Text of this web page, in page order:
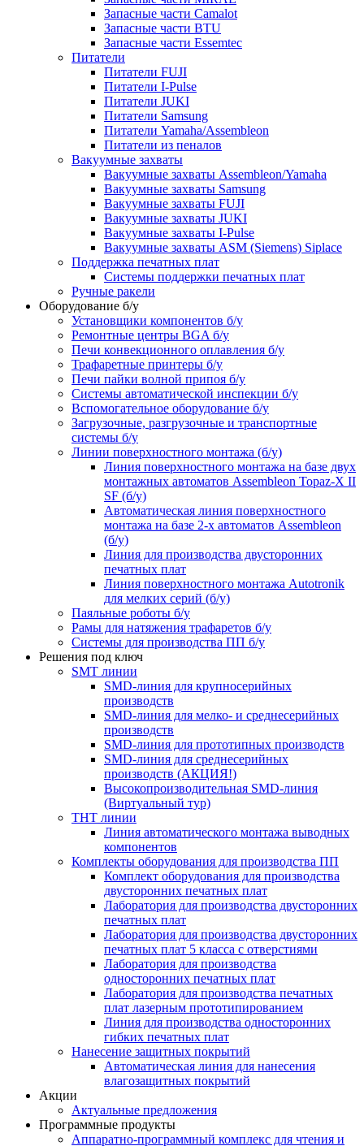
Запасные части Camalot
Запасные части BTU
Запасные части Essemtec
Питатели
Питатели FUJI
Питатели I-Pulse
Питатели JUKI
Питатели Samsung
Питатели Yamaha/Assembleon
Питатели из пеналов
Вакуумные захваты
Вакуумные захваты Assembleon/Yamaha
Вакуумные захваты Samsung
Вакуумные захваты FUJI
Вакуумные захваты JUKI
Вакуумные захваты I-Pulse
Вакуумные захваты ASM (Siemens) Siplace
Поддержка печатных плат
Системы поддержки печатных плат
Ручные ракели
Оборудование б/у
Установщики компонентов б/у
Ремонтные центры BGA б/у
Печи конвекционного оплавления б/у
Трафаретные принтеры б/у
Печи пайки волной припоя б/у
Системы автоматической инспекции б/у
Вспомогательное оборудование б/у
Загрузочные, разгрузочные и транспортные
системы б/у
Линии поверхностного монтажа (б/у)
Линия поверхностного монтажа на базе двух
монтажных автоматов Assembleon Topaz-X II
SF (б/у)
Автоматическая линия поверхностного
монтажа на базе 2-х автоматов Assembleon
(б/у)
Линия для производства двусторонних
печатных плат
Линия поверхностного монтажа Autotronik
для мелких серий (б/у)
Паяльные роботы б/у
Рамы для натяжения трафаретов б/у
Системы для производства ПП б/у
Решения под ключ
SMT линии
SMD-линия для крупносерийных
производств
SMD-линия для мелко- и среднесерийных
производств
SMD-линия для прототипных производств
SMD-линия для среднесерийных
производств (АКЦИЯ!)
Высокопроизводительная SMD-линия
(Виртуальный тур)
THT линии
Линия автоматического монтажа выводных
компонентов
Комплекты оборудования для производства ПП
Комплект оборудования для производства
двусторонних печатных плат
Лаборатория для производства двусторонних
печатных плат
Лаборатория для производства двусторонних
печатных плат 5 класса с отверстиями
Лаборатория для производства
односторонних печатных плат
Лаборатория для производства печатных
плат лазерным прототипированием
Линия для производства односторонних
гибких печатных плат
Нанесение защитных покрытий
Автоматическая линия для нанесения
влагозащитных покрытий
Акции
Актуальные предложения
Программные продукты
Аппаратно-программный комплекс для чтения и